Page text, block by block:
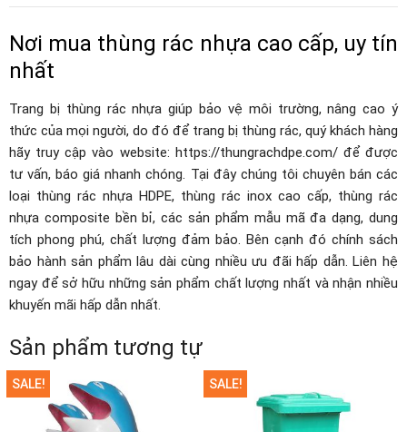
Nơi mua thùng rác nhựa cao cấp, uy tín
nhất
Trang bị thùng rác nhựa giúp bảo vệ môi trường, nâng cao ý
thức của mọi người, do đó để trang bị thùng rác, quý khách hàng
hãy truy cập vào website: https://thungrachdpe.com/ để được
tư vấn, báo giá nhanh chóng. Tại đây chúng tôi chuyên bán các
loại thùng rác nhựa HDPE, thùng rác inox cao cấp, thùng rác
nhựa composite bền bỉ, các sản phẩm mẫu mã đa dạng, dung
tích phong phú, chất lượng đảm bảo. Bên cạnh đó chính sách
bảo hành sản phẩm lâu dài cùng nhiều ưu đãi hấp dẫn. Liên hệ
ngay để sở hữu những sản phẩm chất lượng nhất và nhận nhiều
khuyến mãi hấp dẫn nhất.
Sản phẩm tương tự
SALE! SALE!